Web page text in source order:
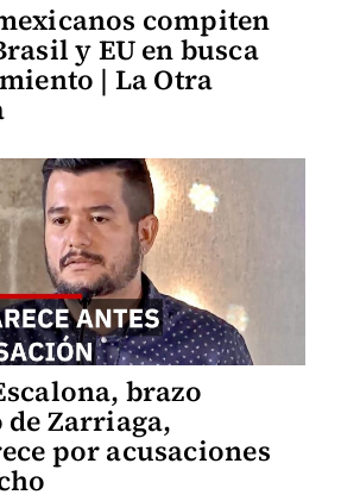
compiten
y EU en busca
| La Otra
brazo
de Zarriaga,
por acusaciones